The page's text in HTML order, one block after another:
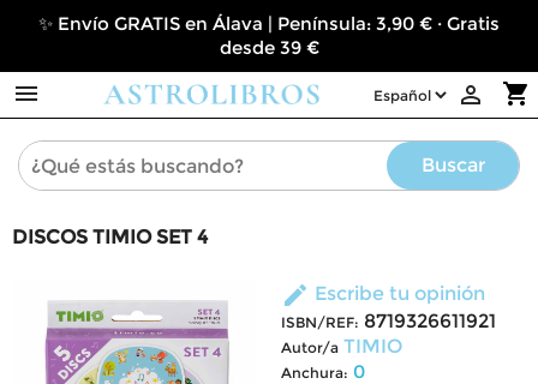
✨ Envío GRATIS en Álava | Península: 3,90 € · Gratis
desde 39 €
 shopping_cart

Buscar
DISCOS TIMIO SET 4
edit Escribe tu opinión
ISBN/REF: 8719326611921
Autor/a TIMIO
Anchura: 0